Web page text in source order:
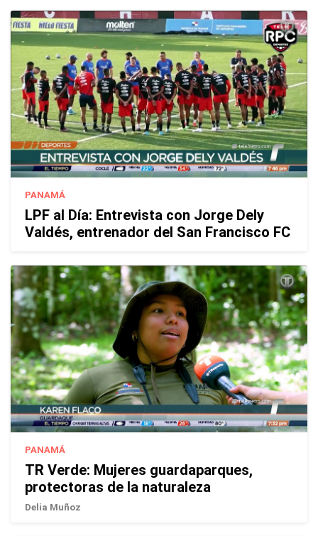
PANAMÁ
LPF al Día: Entrevista con Jorge Dely
Valdés, entrenador del San Francisco FC
PANAMÁ
TR Verde: Mujeres guardaparques,
protectoras de la naturaleza
Delia Muñoz